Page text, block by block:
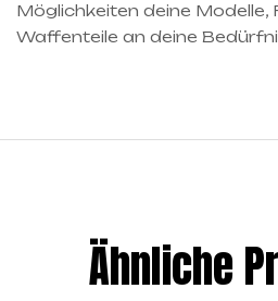
Möglichkeiten deine Modelle,
Waffenteile an deine
Ähnliche